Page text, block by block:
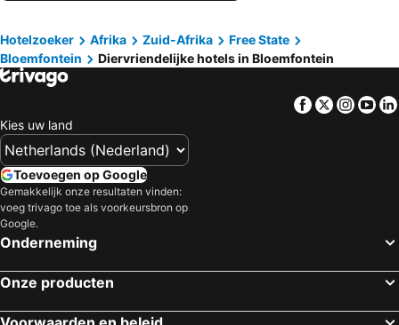
Hotelzoeker Afrika Zuid-Afrika
Free State
Bloemfontein
Diervriendelijke hotels in Bloemfontein
Facebook
Twitter
Kies uw land
Toevoegen op Google
Gemakkelijk onze resultaten vinden:
voeg trivago toe als voorkeursbron op
Google.
Onderneming
Onze producten